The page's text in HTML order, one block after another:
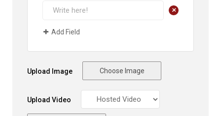
+
Add Field
Upload Image Choose Image
Upload Video